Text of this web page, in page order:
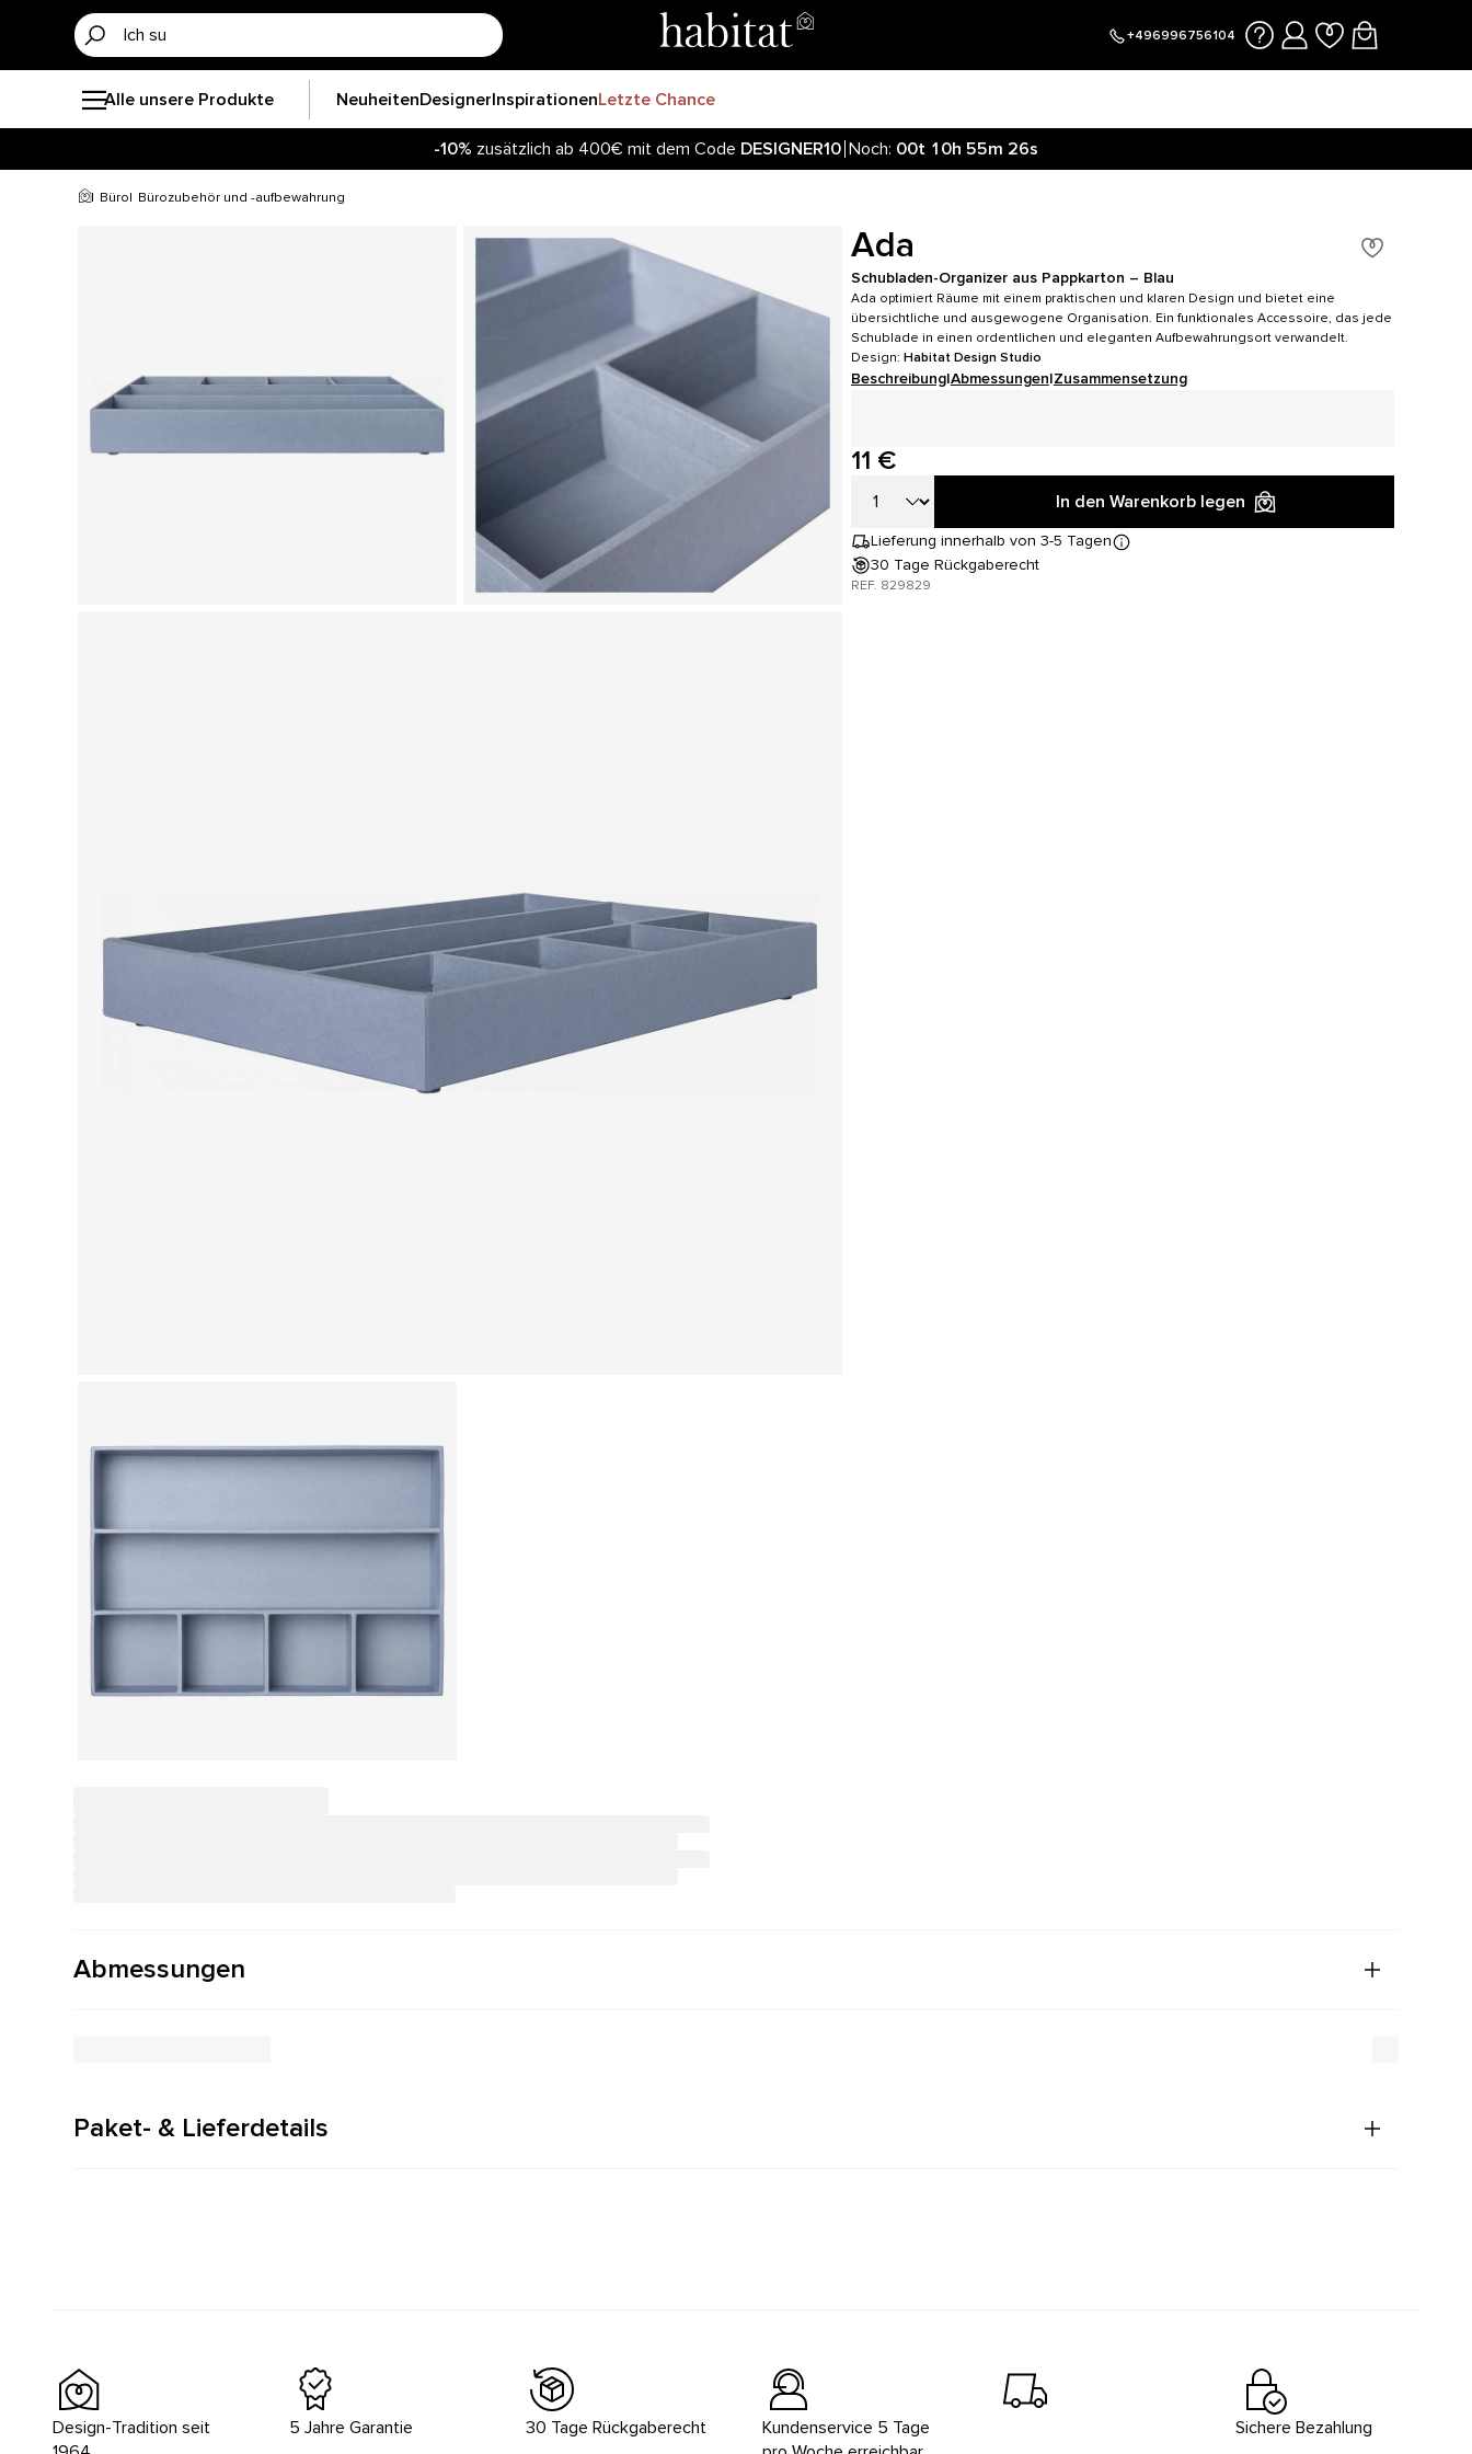
+496996756104
Alle unsere Produkte NeuheitenDesignerInspirationenLetzte Chance
-10% zusätzlich ab 400€ mit dem Code DESIGNER10 Noch: 00t 10h 55m 25s
Büro Bürozubehör und -aufbewahrung
Ada
Schubladen-Organizer aus Pappkarton – Blau
Ada optimiert Räume mit einem praktischen und klaren Design und bietet eine
übersichtliche und ausgewogene Organisation. Ein funktionales Accessoire, das jede
Schublade in einen ordentlichen und eleganten Aufbewahrungsort verwandelt.
Design: Habitat Design Studio
Beschreibung|Abmessungen|Zusammensetzung
11 €
In den Warenkorb legen
Lieferung innerhalb von 3-5 Tagen
30 Tage Rückgaberecht
REF. 829829
Abmessungen
Paket- & Lieferdetails
Design-Tradition seit
5 Jahre Garantie 30 Tage Rückgaberecht
Kundenservice 5 Tage
Sichere Bezahlung